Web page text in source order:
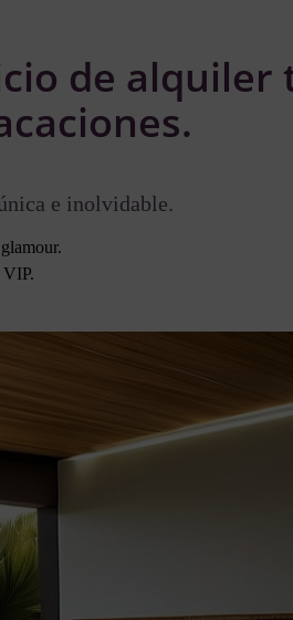
de alquiler
e inolvidable.
VIP.